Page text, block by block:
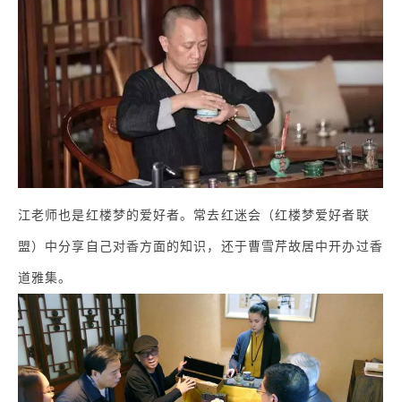
江老师也是红楼梦的爱好者。常去红迷会（红楼梦爱好者联
盟）中分享自己对香方面的知识，还于曹雪芹故居中开办过香
道雅集。